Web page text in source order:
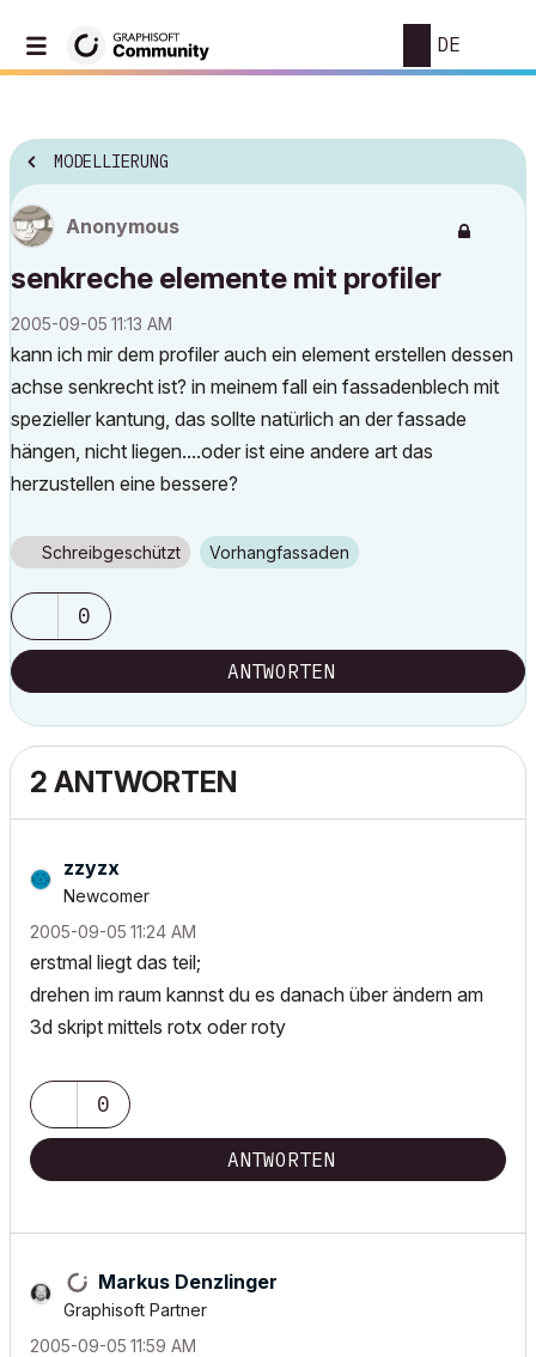
DE
MODELLIERUNG
Anonymous
senkreche elemente mit profiler
‎2005-09-05 11:13 AM
kann ich mir dem profiler auch ein element erstellen dessen
achse senkrecht ist? in meinem fall ein fassadenblech mit
spezieller kantung, das sollte natürlich an der fassade
hängen, nicht liegen....oder ist eine andere art das
herzustellen eine bessere?
Schreibgeschützt Vorhangfassaden
0
ANTWORTEN
2 ANTWORTEN
zzyzx
Newcomer
‎2005-09-05 11:24 AM
erstmal liegt das teil;
drehen im raum kannst du es danach über ändern am
3d skript mittels rotx oder roty
0
ANTWORTEN
Markus Denzlinger
Graphisoft Partner
‎2005-09-05 11:59 AM